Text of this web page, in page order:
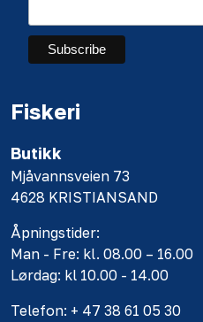
Fiskeri
Butikk
Mjåvannsveien 73
4628 KRISTIANSAND
Åpningstider:
Man - Fre: kl. 08.00 – 16.00
Lørdag: kl 10.00 - 14.00
Telefon: + 47 38 61 05 30